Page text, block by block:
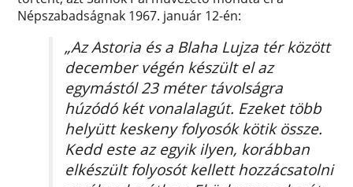
Népszabadságnak 1967. január 12-én:
„Az Astoria és a Blaha Lujza tér között
december végén készült el az
egymástól 23 méter távolságra
húzódó két vonalalagút. Ezeket több
helyütt keskeny folyosók kötik össze.
Kedd este az egyik ilyen, korábban
elkészült folyosót kellett hozzácsatolni